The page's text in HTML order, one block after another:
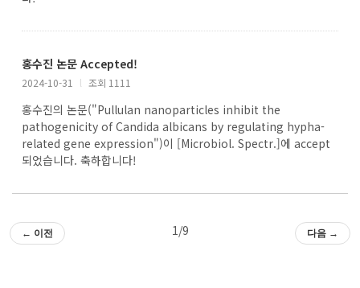
홍수진 논문 Accepted!
2024-10-31 l 조회 1111
홍수진의 논문("Pullulan nanoparticles inhibit the
pathogenicity of Candida albicans by regulating hypha-
related gene expression")이 [Microbiol. Spectr.]에 accept
되었습니다. 축하합니다!
← 이전 1/9 다음 →